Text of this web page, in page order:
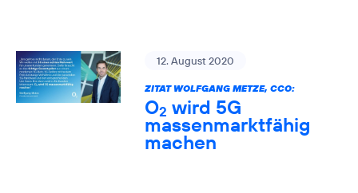
12. August 2020
ZITAT WOLFGANG METZE, CCO:
O2 wird 5G
massenmarktfähig
machen